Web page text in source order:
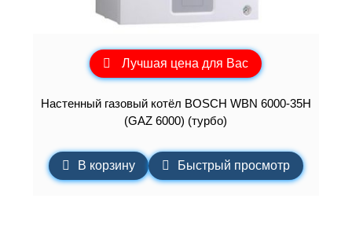
Лучшая цена для Вас
Настенный газовый котёл BOSCH WBN 6000-35H
(GAZ 6000) (турбо)
В корзину Быстрый просмотр